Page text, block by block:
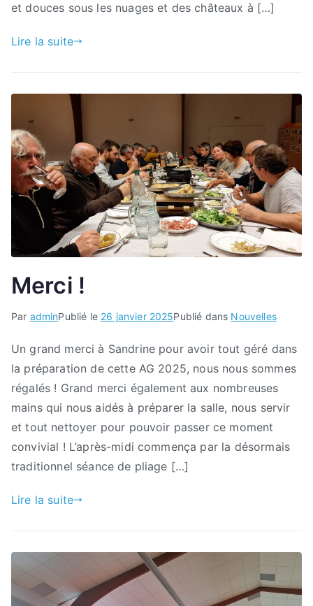
et douces sous les nuages et des châteaux à […]
Lire la suite
Merci !
Par adminPublié le 26 janvier 2025Publié dans Nouvelles
Un grand merci à Sandrine pour avoir tout géré dans
la préparation de cette AG 2025, nous nous sommes
régalés ! Grand merci également aux nombreuses
mains qui nous aidés à préparer la salle, nous servir
et tout nettoyer pour pouvoir passer ce moment
convivial ! L’après-midi commença par la désormais
traditionnel séance de pliage […]
Lire la suite